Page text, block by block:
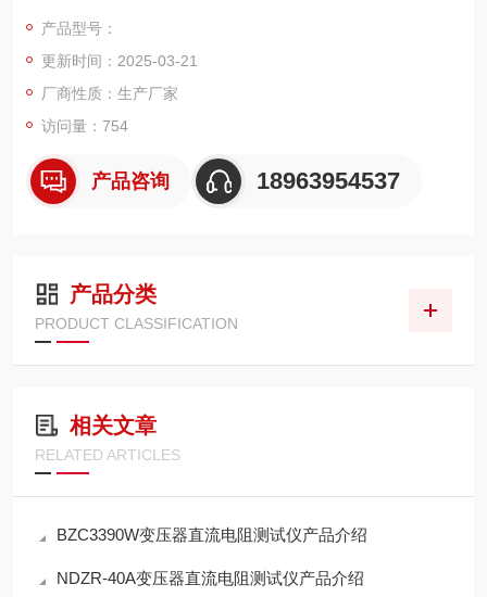
产品型号：
更新时间：2025-03-21
厂商性质：生产厂家
访问量：754
产品咨询 18963954537
产品分类
PRODUCT CLASSIFICATION
相关文章
RELATED ARTICLES
BZC3390W变压器直流电阻测试仪产品介绍
NDZR-40A变压器直流电阻测试仪产品介绍